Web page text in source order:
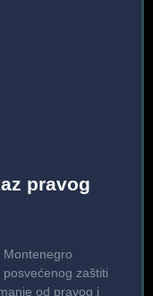
pravog
Montenegro
zaštiti
od pravog i